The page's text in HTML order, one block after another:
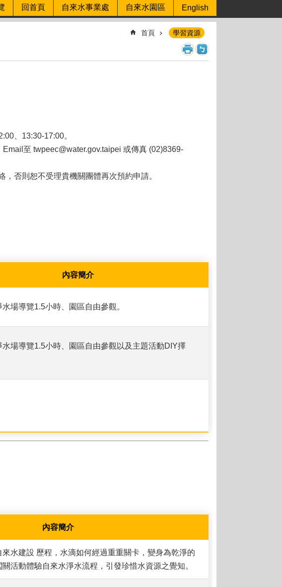
回首頁 自來水事業處 自來水園區 English
首頁 學習資源
、13:30-17:00。
至 twpeec@water.gov.taipei 或傳真 (02)8369-
否則恕不受理貴機關團體再次預約申請。
內容簡介
場導覽1.5小時、園區自由參觀。
水場導覽1.5小時、園區自由參觀以及主題活動DIY擇
內容簡介
水建設 歷程，水滴如何經過重重關卡，變身為乾淨的
活動體驗自來水淨水流程，引發珍惜水資源之覺知。